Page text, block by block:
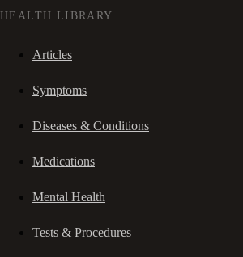
HEALTH LIBRARY
Articles
Symptoms
Diseases & Conditions
Medications
Mental Health
Tests & Procedures